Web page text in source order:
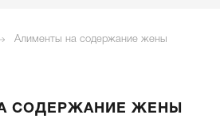
Алименты на содержание жены
СОДЕРЖАНИЕ ЖЕНЫ